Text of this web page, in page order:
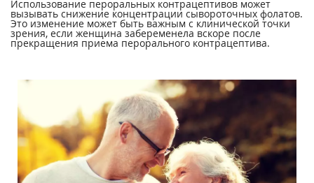
Использование пероральных контрацептивов может
вызывать снижение концентрации сывороточных фолатов.
Это изменение может быть важным с клинической точки
зрения, если женщина забеременела вскоре после
прекращения приема перорального контрацептива.